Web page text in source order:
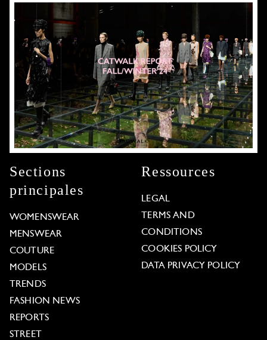
Sections
principales
WOMENSWEAR
MENSWEAR
COUTURE
MODELS
TRENDS
FASHION NEWS
REPORTS
STREET
Ressources
LEGAL
TERMS AND
CONDITIONS
COOKIES POLICY
DATA PRIVACY POLICY